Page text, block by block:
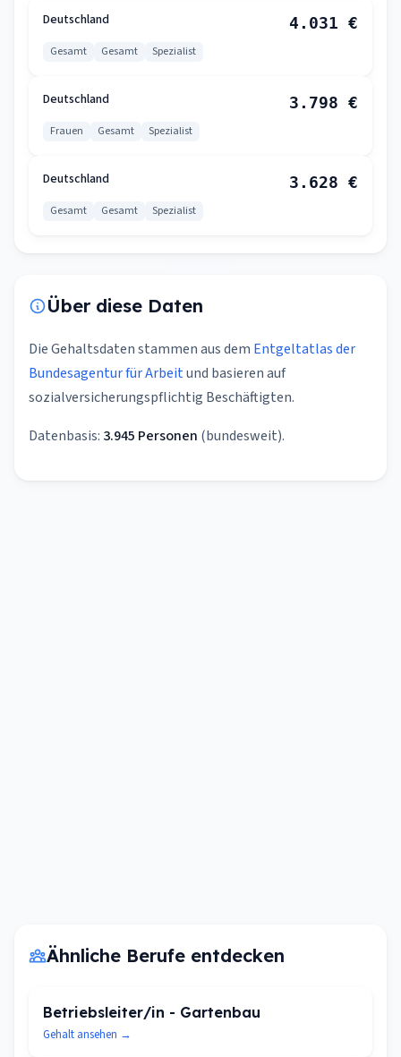
Deutschland 4.031 €
Gesamt Gesamt Spezialist
Deutschland 3.798 €
Frauen Gesamt Spezialist
Deutschland 3.628 €
Gesamt Gesamt Spezialist
Über diese Daten
Die Gehaltsdaten stammen aus dem Entgeltatlas der
Bundesagentur für Arbeitund basieren auf
sozialversicherungspflichtig Beschäftigten.
Datenbasis: 3.945 Personen (bundesweit).
Ähnliche Berufe entdecken
Betriebsleiter/in - Gartenbau
Gehalt ansehen →